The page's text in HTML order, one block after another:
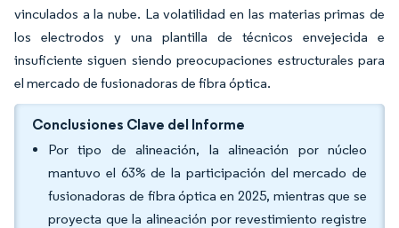
vinculados a la nube. La volatilidad en las materias primas de
los electrodos y una plantilla de técnicos envejecida e
insuficiente siguen siendo preocupaciones estructurales para
el mercado de fusionadoras de fibra óptica.
Conclusiones Clave del Informe
Por tipo de alineación, la alineación por núcleo
mantuvo el 63% de la participación del mercado de
fusionadoras de fibra óptica en 2025, mientras que se
proyecta que la alineación por revestimiento registre